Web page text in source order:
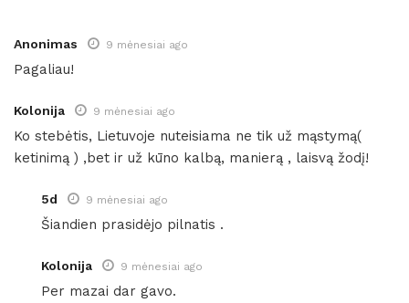
Anonimas 9 mėnesiai ago
Pagaliau!
Kolonija 9 mėnesiai ago
Ko stebėtis, Lietuvoje nuteisiama ne tik už mąstymą(
ketinimą ) ,bet ir už kūno kalbą, manierą , laisvą žodį!
5d 9 mėnesiai ago
Šiandien prasidėjo pilnatis .
Kolonija 9 mėnesiai ago
Per mazai dar gavo.